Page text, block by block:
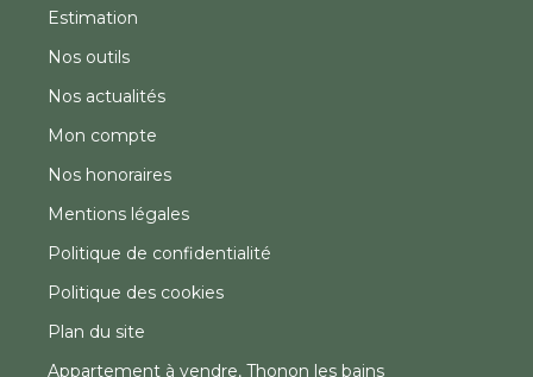
Estimation
Nos outils
Nos actualités
Mon compte
Nos honoraires
Mentions légales
Politique de confidentialité
Politique des cookies
Plan du site
Appartement à vendre, Thonon les bains